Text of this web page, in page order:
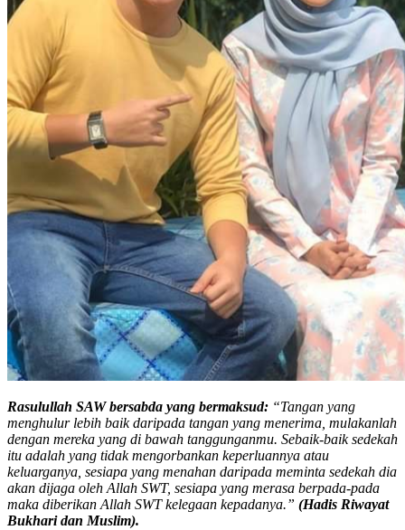
Rasulullah SAW bersabda yang bermaksud: “Tangan yang
menghulur lebih baik daripada tangan yang menerima, mulakanlah
dengan mereka yang di bawah tanggunganmu. Sebaik-baik sedekah
itu adalah yang tidak mengorbankan keperluannya atau
keluarganya, sesiapa yang menahan daripada meminta sedekah dia
akan dijaga oleh Allah SWT, sesiapa yang merasa berpada-pada
maka diberikan Allah SWT kelegaan kepadanya.” (Hadis Riwayat
Bukhari dan Muslim).